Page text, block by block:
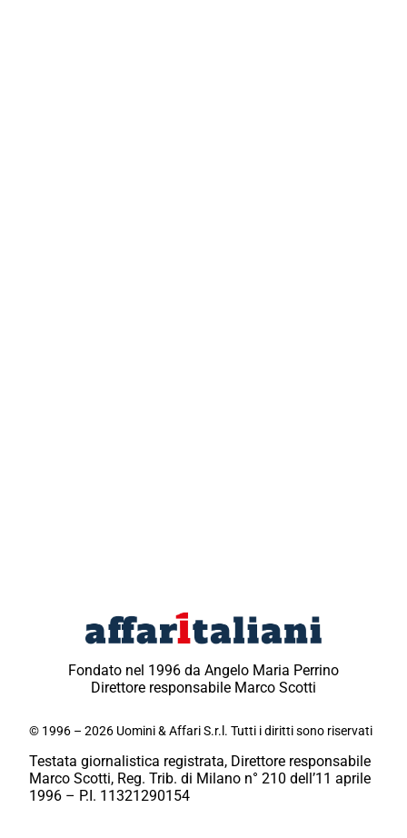
Fondato nel 1996 da Angelo Maria Perrino
Direttore responsabile Marco Scotti
© 1996 – 2026 Uomini & Affari S.r.l. Tutti i diritti sono riservati
Testata giornalistica registrata, Direttore responsabile
Marco Scotti, Reg. Trib. di Milano n° 210 dell’11 aprile
1996 – P.I. 11321290154